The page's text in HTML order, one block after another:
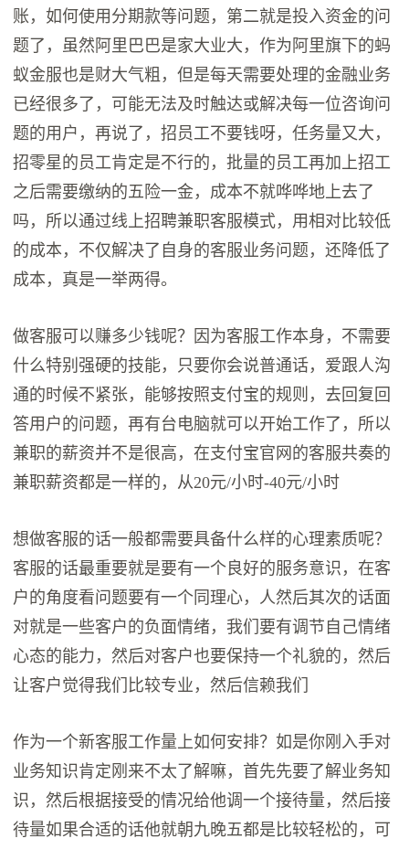
账，如何使用分期款等问题，第二就是投入资金的问
题了，虽然阿里巴巴是家大业大，作为阿里旗下的蚂
蚁金服也是财大气粗，但是每天需要处理的金融业务
已经很多了，可能无法及时触达或解决每一位咨询问
题的用户，再说了，招员工不要钱呀，任务量又大，
招零星的员工肯定是不行的，批量的员工再加上招工
之后需要缴纳的五险一金，成本不就哗哗地上去了
吗，所以通过线上招聘兼职客服模式，用相对比较低
的成本，不仅解决了自身的客服业务问题，还降低了
成本，真是一举两得。
做客服可以赚多少钱呢？因为客服工作本身，不需要
什么特别强硬的技能，只要你会说普通话，爱跟人沟
通的时候不紧张，能够按照支付宝的规则，去回复回
答用户的问题，再有台电脑就可以开始工作了，所以
兼职的薪资并不是很高，在支付宝官网的客服共奏的
兼职薪资都是一样的，从20元/小时-40元/小时
想做客服的话一般都需要具备什么样的心理素质呢？
客服的话最重要就是要有一个良好的服务意识，在客
户的角度看问题要有一个同理心，人然后其次的话面
对就是一些客户的负面情绪，我们要有调节自己情绪
心态的能力，然后对客户也要保持一个礼貌的，然后
让客户觉得我们比较专业，然后信赖我们
作为一个新客服工作量上如何安排？如是你刚入手对
业务知识肯定刚来不太了解嘛，首先先要了解业务知
识，然后根据接受的情况给他调一个接待量，然后接
待量如果合适的话他就朝九晚五都是比较轻松的，可